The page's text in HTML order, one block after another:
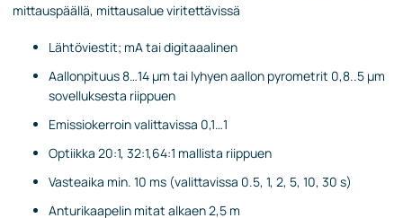
mittauspäällä, mittausalue viritettävissä
Lähtöviestit; mA tai digitaaalinen
Aallonpituus 8…14 µm tai lyhyen aallon pyrometrit 0,8..5 µm
sovelluksesta riippuen
Emissiokerroin valittavissa 0,1…1
Optiikka 20:1, 32:1,64:1 mallista riippuen
Vasteaika min. 10 ms (valittavissa 0.5, 1, 2, 5, 10, 30 s)
Anturikaapelin mitat alkaen 2,5 m